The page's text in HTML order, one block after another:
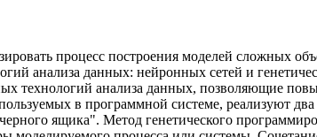
процесс построения моделей сложных
анализа данных: нейронных сетей и
технологий анализа данных, позволяющие
в программной системе, реализуют
ящика". Метод генетического